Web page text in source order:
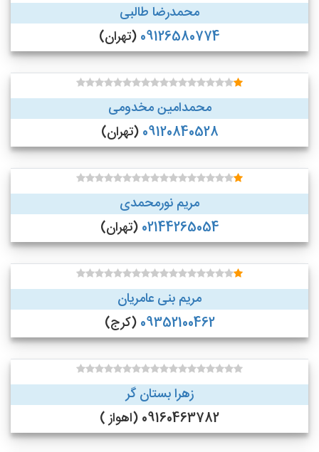
محمدرضا طالبی
09126580774 (تهران)
محمدامین مخدومی
09120840528 (تهران)
مریم نورمحمدی
02144265054 (تهران)
مریم بنی عامریان
09352100462 (کرج)
زهرا بستان گر
09160463782 (اهواز )